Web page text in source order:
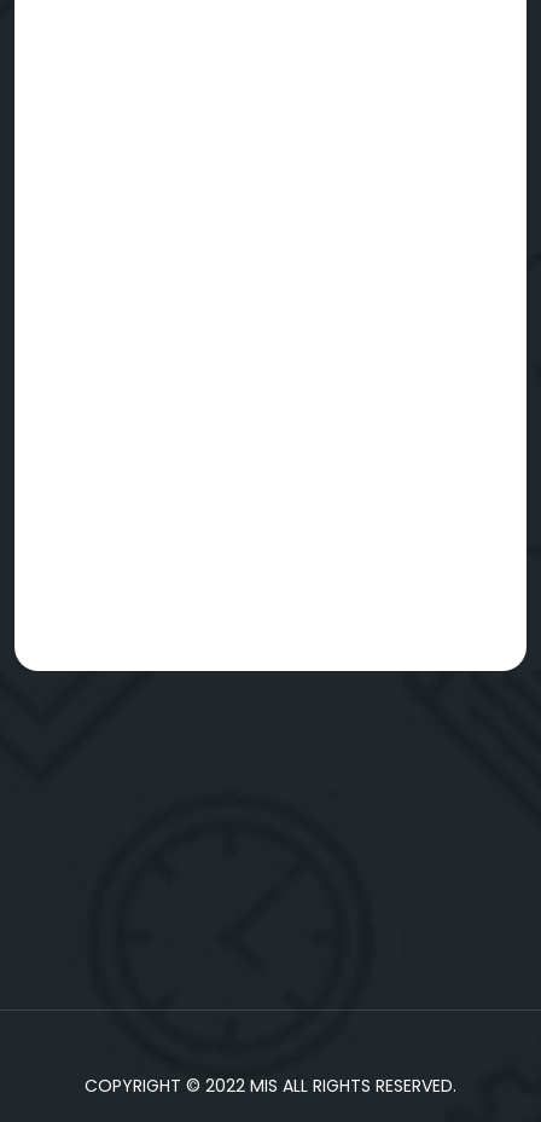
COPYRIGHT © 2022 MIS ALL RIGHTS RESERVED.